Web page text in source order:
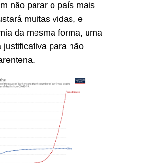
não parar o país mais
muitas vidas, e
da mesma forma, uma
justificativa para não